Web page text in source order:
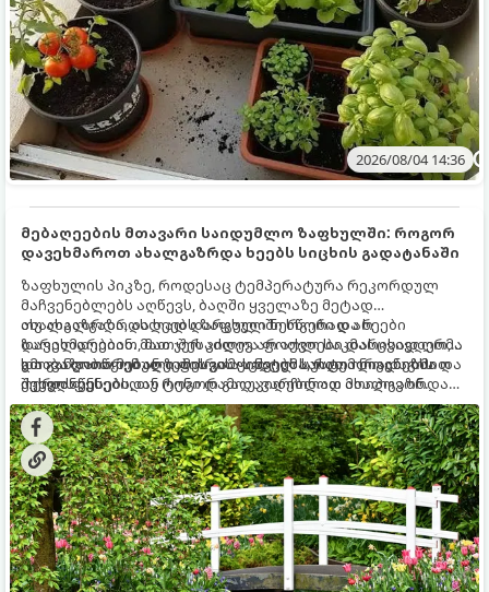
2026/08/04 14:36
მებაღეების მთავარი საიდუმლო ზაფხულში: როგორ
დავეხმაროთ ახალგაზრდა ხეებს სიცხის გადატანაში
ზაფხულის პიკზე, როდესაც ტემპერატურა რეკორდულ
მაჩვენებლებს აღწევს, ბაღში ყველაზე მეტად
ახალგაზრდა, ახლად დარგული ნერგები და ხეები
ზარალდებიან. მათ ჯერ კიდევ არ აქვთ საკმარისად ღრმა
და განვითარებული ფესვთა სისტემა, რათა ნიადაგის
ქვედა ფენებიდან ტენი დამოუკიდებლად მოიპოვონ.
თუ ახალგაზრდა ხეებს ზაფხულში სწორად არ
დავეხმარებით, მათ შესაძლოა ფოთლები დასცვივდეთ,
ხმობა დაიწყონ ან ზამთრის ყინვებს სუსტი ორგანიზმით
შეხვდნენ.
გთავაზობთ მებაღეების გამოცდილ საიდუმლოებებსა და
ოქროს წესებს, თუ როგორ გადავარჩინოთ ახალგაზრდა
ხეები ზაფხულის სიცხეში: